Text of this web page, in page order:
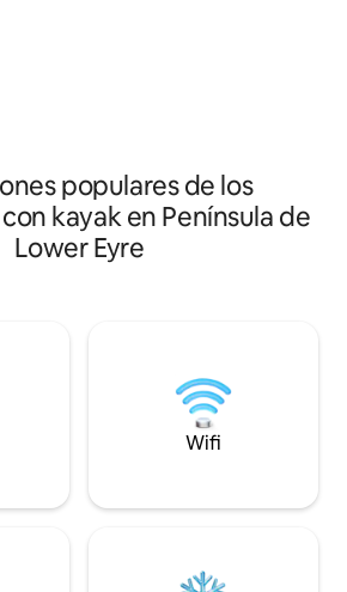
tiene para
populares de los
kayak en Península de
Lower Eyre
Wifi